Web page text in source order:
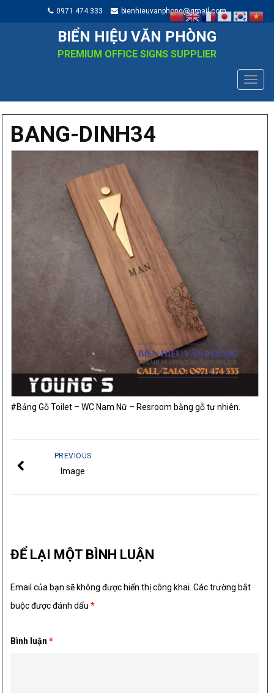
0971 474 333 bienhieuvanphong@gmail.com
BIỂN HIỆU VĂN PHÒNG
PREMIUM OFFICE SIGNS SUPPLIER
BANG-DINH34
#Bảng Gỗ Toilet – WC Nam Nữ – Resroom bằng gỗ tự nhiên.
PREVIOUS
Image
ĐỂ LẠI MỘT BÌNH LUẬN
Email của bạn sẽ không được hiển thị công khai. Các trường bắt
buộc được đánh dấu*
Bình luận*